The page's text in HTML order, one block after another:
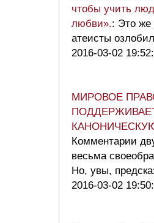
чтобы учить
любви».: Это же
атеисты
2016-03-02
МИРОВОЕ
Комментарии
весьма
Но, увы,
2016-03-02